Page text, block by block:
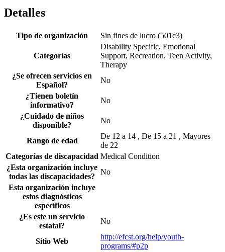
Detalles
Tipo de organización Sin fines de lucro (501c3)
Categorías
Disability Specific, Emotional
Support, Recreation, Teen Activity,
Therapy
¿Se ofrecen servicios en
Español?
No
¿Tienen boletín
informativo?
No
¿Cuidado de niños
disponible?
No
Rango de edad
De 12 a 14 , De 15 a 21 , Mayores
de 22
Categorías de discapacidad Medical Condition
¿Esta organización incluye
todas las discapacidades?
No
Esta organización incluye
estos diagnósticos
específicos
¿Es este un servicio
estatal?
No
Sitio Web
http://efcst.org/help/youth-
programs/#p2p